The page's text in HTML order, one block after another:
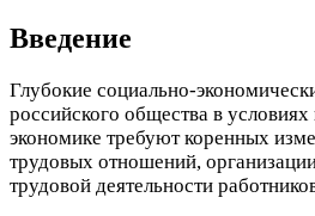
Введение
Глубокие социально-
российского общества в
экономике требуют коренных
трудовых отношений,
трудовой деятельности